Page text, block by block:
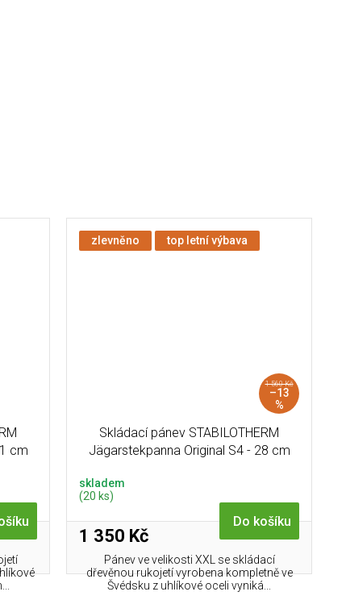
cm
zlevněno top letní výbava
1 560 Kč
–13
%
Skládací pánev STABILOTHERM
Jägarstekpanna Original S4 - 28 cm
skladem
(20 ks)
1 350 Kč
Do košíku
Pánev ve velikosti XXL se skládací
dřevěnou rukojetí vyrobena kompletně ve
Švédsku z uhlíkové oceli vyniká...